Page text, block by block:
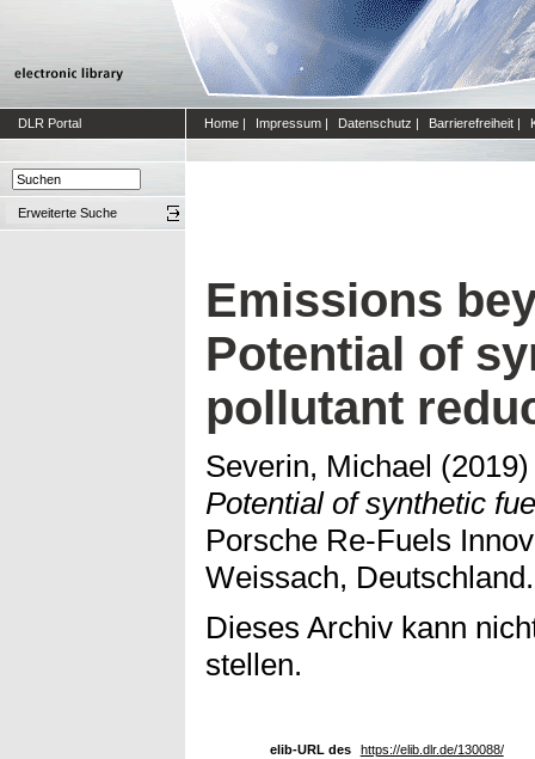
DLR Portal Home | Impressum | Datenschutz | Barrierefreiheit |
Erweiterte Suche
Emissions
Potential of
pollutant
Severin, Michael
Potential of synthetic
Porsche Re-Fuels
Weissach, Deutschland.
Dieses Archiv kann
stellen.
elib-URL des
https://elib.dlr.de/130088/